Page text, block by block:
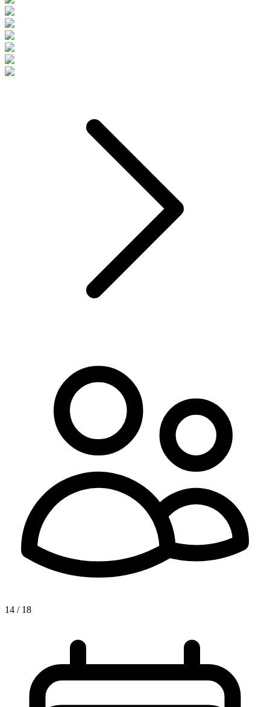
14 / 18